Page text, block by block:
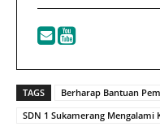
TAGS
Berharap Bantuan
SDN 1 Sukamerang Mengalami